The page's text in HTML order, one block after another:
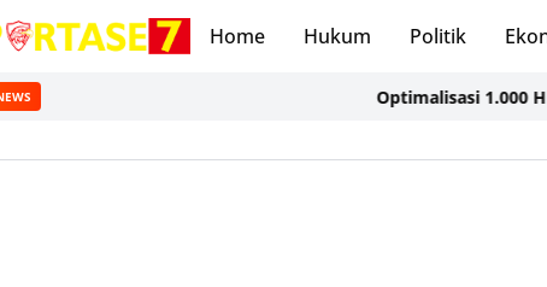
Home Hukum Politik
Optimalisasi 1.000 HPK,